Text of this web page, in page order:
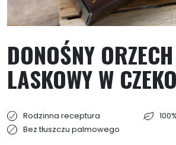
DONOŚNY ORZECH
LASKOWY W
Rodzinna receptura
Bez tłuszczu palmowego